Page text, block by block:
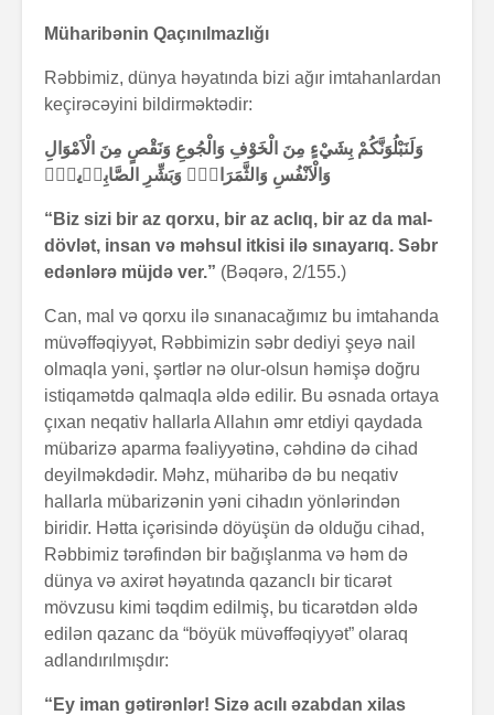
Müharibənin Qaçınılmazlığı
Rəbbimiz, dünya həyatında bizi ağır imtahanlardan
keçirəcəyini bildirməktədir:
وَلَنَبْلُوَنَّكُمْ بِشَيْءٍ مِنَ الْخَوْفِ وَالْجُوعِ وَنَقْصٍ مِنَ الْاَمْوَالِ
وَالْاَنْفُسِ وَالثَّمَرَاتِۜ وَبَشِّرِ الصَّابِر۪ينَۙ
“Biz sizi bir az qorxu, bir az aclıq, bir az da mal-
dövlət, insan və məhsul itkisi ilə sınayarıq. Səbr
edənlərə müjdə ver.” (Bəqərə, 2/155.)
Can, mal və qorxu ilə sınanacağımız bu imtahanda
müvəffəqiyyət, Rəbbimizin səbr dediyi şeyə nail
olmaqla yəni, şərtlər nə olur-olsun həmişə doğru
istiqamətdə qalmaqla əldə edilir. Bu əsnada ortaya
çıxan neqativ hallarla Allahın əmr etdiyi qaydada
mübarizə aparma fəaliyyətinə, cəhdinə də cihad
deyilməkdədir. Məhz, müharibə də bu neqativ
hallarla mübarizənin yəni cihadın yönlərindən
biridir. Hətta içərisində döyüşün də olduğu cihad,
Rəbbimiz tərəfindən bir bağışlanma və həm də
dünya və axirət həyatında qazanclı bir ticarət
mövzusu kimi təqdim edilmiş, bu ticarətdən əldə
edilən qazanc da “böyük müvəffəqiyyət” olaraq
adlandırılmışdır:
“Ey iman gətirənlər! Sizə acılı əzabdan xilas